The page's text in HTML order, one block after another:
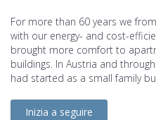
For more than 60 years we
with our energy- and cost-
brought more comfort to
buildings. In Austria and
had started as a small family
Inizia a seguire